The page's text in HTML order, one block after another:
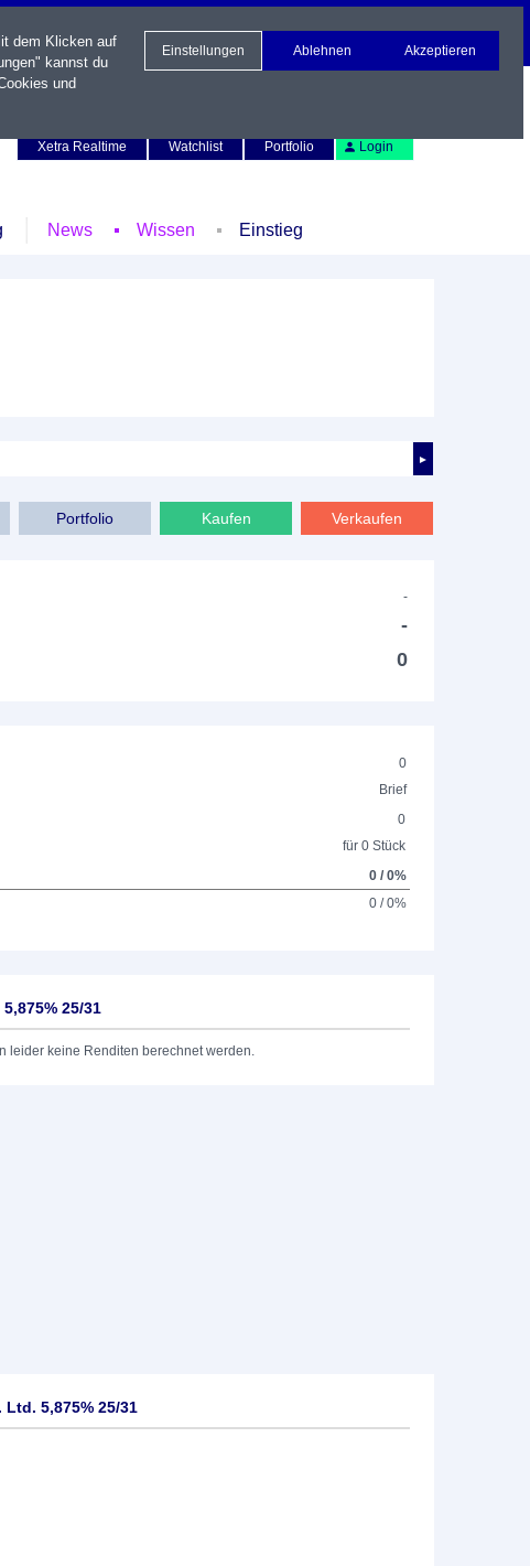
Xetra Realtime
Watchlist Portfolio Login
News Wissen Einstieg
►
Verkaufen
Kaufen
Portfolio
-
-
0
0
Brief
0
für 0 Stück
0 / 0%
0 / 0%
25/31
leider keine Renditen berechnet werden.
Ltd. 5,875% 25/31
dem Klicken auf
kannst du
und
Einstellungen Ablehnen Akzeptieren